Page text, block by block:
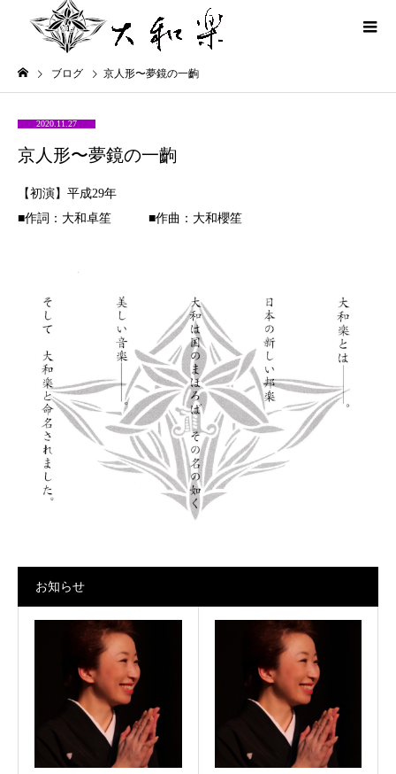
ブログ 京人形〜夢鏡の一齣
2020.11.27
京人形〜夢鏡の一齣
【初演】平成29年
■作詞：大和卓笙 ■作曲：大和櫻笙
お知らせ